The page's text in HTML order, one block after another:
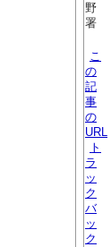
野
署
こ
の
記
事
の
URL
ト
ラ
ッ
ク
バ
ッ
ク